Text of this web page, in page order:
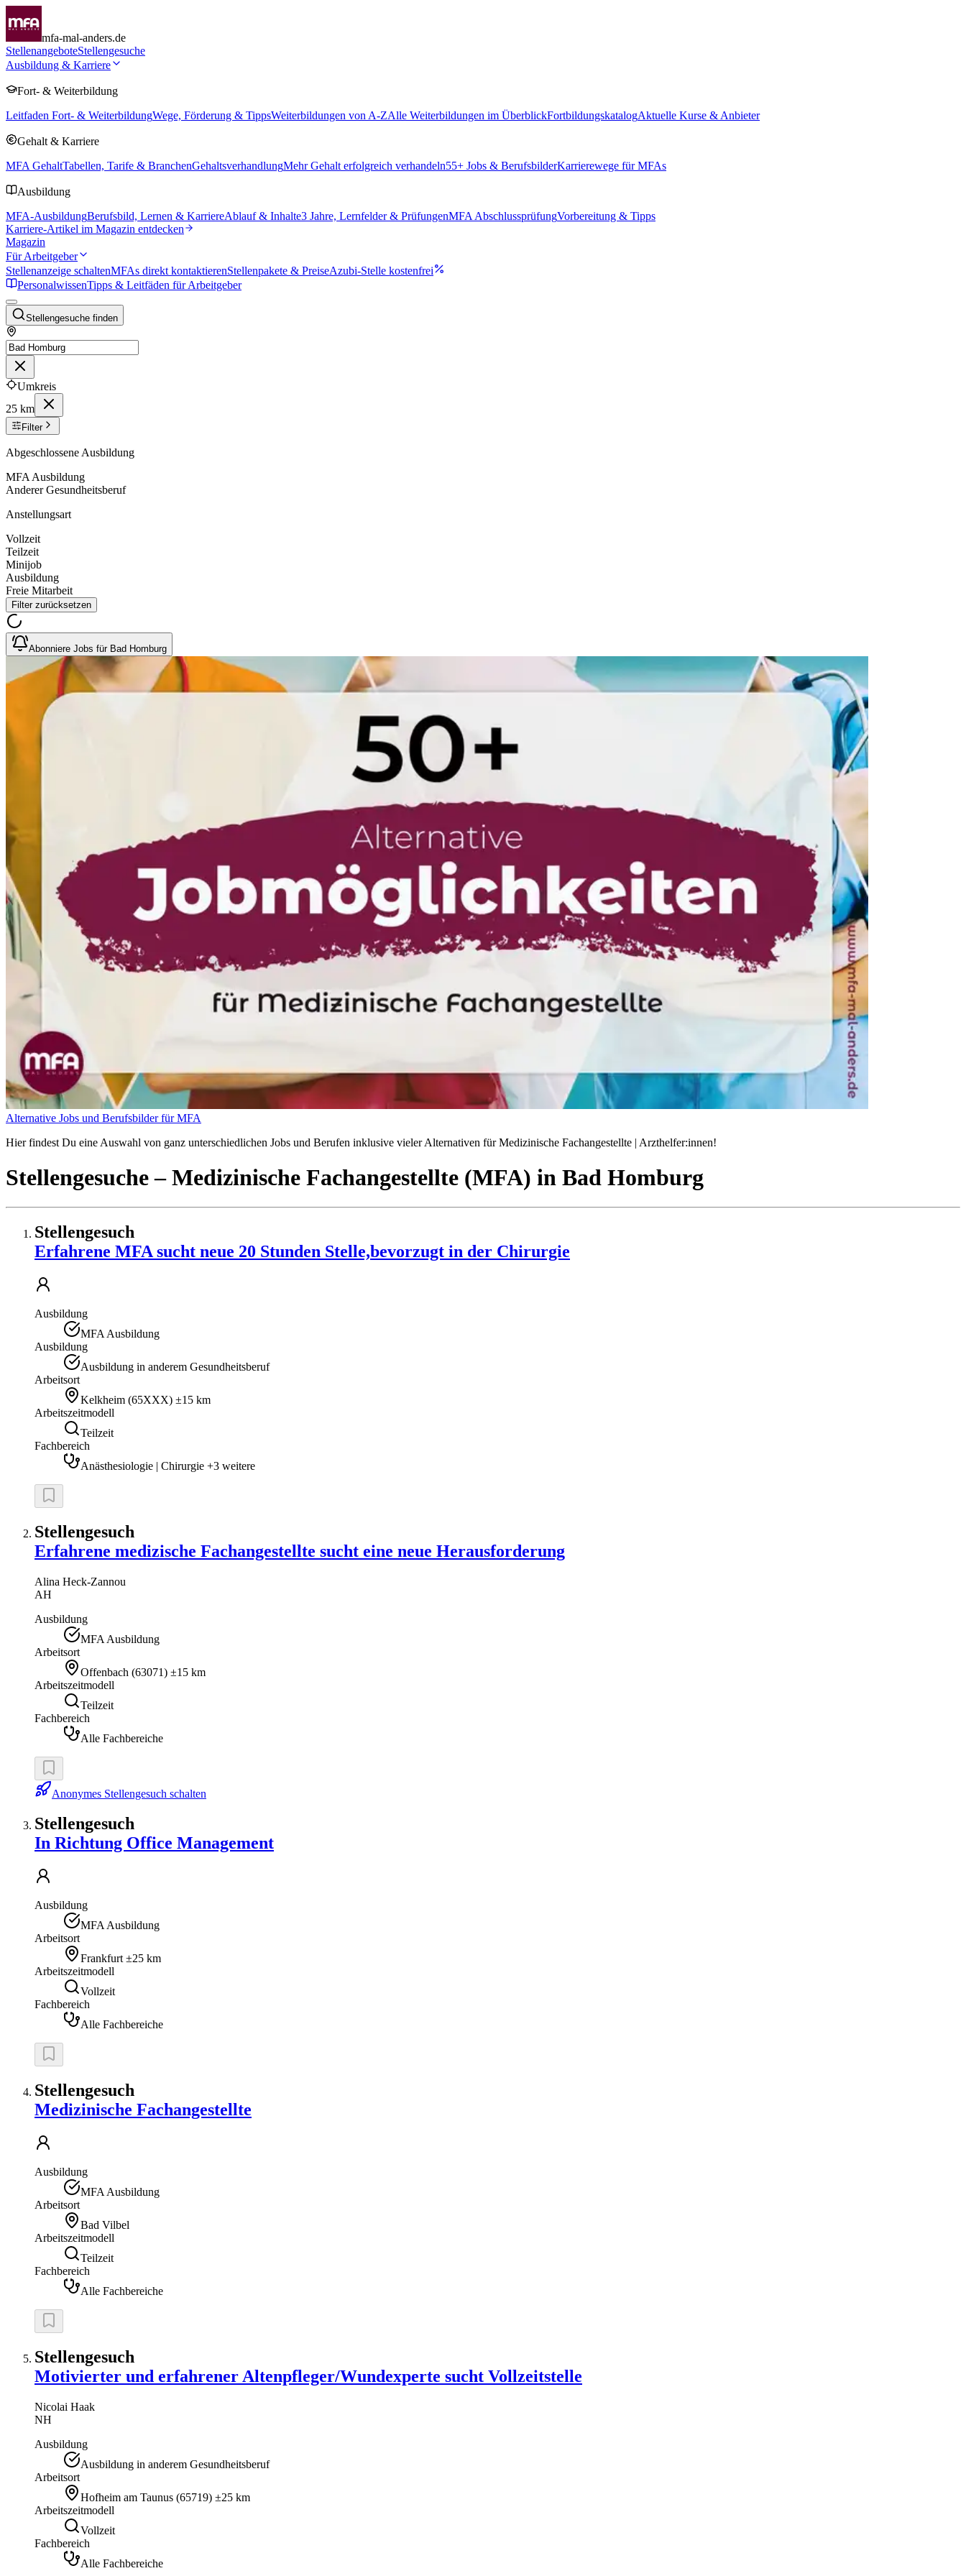
mfa-mal-anders.de
StellenangeboteStellengesuche
Ausbildung & Karriere
Fort- & Weiterbildung
Leitfaden Fort- & WeiterbildungWege, Förderung & TippsWeiterbildungen von A-ZAlle Weiterbildungen im ÜberblickFortbildungskatalogAktuelle Kurse & Anbieter
Gehalt & Karriere
MFA GehaltTabellen, Tarife & BranchenGehaltsverhandlungMehr Gehalt erfolgreich verhandeln55+ Jobs & BerufsbilderKarrierewege für MFAs
Ausbildung
MFA-AusbildungBerufsbild, Lernen & KarriereAblauf & Inhalte3 Jahre, Lernfelder & PrüfungenMFA AbschlussprüfungVorbereitung & Tipps
Karriere-Artikel im Magazin entdecken
Magazin
Für Arbeitgeber
Stellenanzeige schaltenMFAs direkt kontaktierenStellenpakete & PreiseAzubi-Stelle kostenfrei
PersonalwissenTipps & Leitfäden für Arbeitgeber
Stellengesuche finden
Umkreis
25 km
Filter
Abgeschlossene Ausbildung
MFA Ausbildung
Anderer Gesundheitsberuf
Anstellungsart
Vollzeit
Teilzeit
Minijob
Ausbildung
Freie Mitarbeit
Filter zurücksetzen
Abonniere Jobs für Bad Homburg
Alternative Jobs und Berufsbilder für MFA
Hier findest Du eine Auswahl von ganz unterschiedlichen Jobs und Berufen inklusive vieler Alternativen für Medizinische Fachangestellte | Arzthelfer:innen!
Stellengesuche– Medizinische Fachangestellte (MFA) in Bad Homburg
Stellengesuch
Erfahrene MFA sucht neue 20 Stunden Stelle,bevorzugt in der Chirurgie
Ausbildung
MFA Ausbildung
Ausbildung
Ausbildung in anderem Gesundheitsberuf
Arbeitsort
Kelkheim (65XXX) ±15 km
Arbeitszeitmodell
Teilzeit
Fachbereich
Anästhesiologie | Chirurgie +3 weitere
Stellengesuch
Erfahrene medizische Fachangestellte sucht eine neue Herausforderung
Alina Heck-Zannou
AH
Ausbildung
MFA Ausbildung
Arbeitsort
Offenbach (63071) ±15 km
Arbeitszeitmodell
Teilzeit
Fachbereich
Alle Fachbereiche
Anonymes Stellengesuch schalten
Stellengesuch
In Richtung Office Management
Ausbildung
MFA Ausbildung
Arbeitsort
Frankfurt ±25 km
Arbeitszeitmodell
Vollzeit
Fachbereich
Alle Fachbereiche
Stellengesuch
Medizinische Fachangestellte
Ausbildung
MFA Ausbildung
Arbeitsort
Bad Vilbel
Arbeitszeitmodell
Teilzeit
Fachbereich
Alle Fachbereiche
Stellengesuch
Motivierter und erfahrener Altenpfleger/Wundexperte sucht Vollzeitstelle
Nicolai Haak
NH
Ausbildung
Ausbildung in anderem Gesundheitsberuf
Arbeitsort
Hofheim am Taunus (65719) ±25 km
Arbeitszeitmodell
Vollzeit
Fachbereich
Alle Fachbereiche